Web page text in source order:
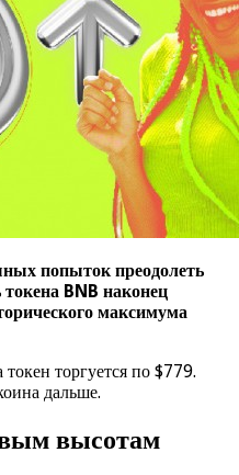
попыток преодолеть
токена BNB наконец
максимума
торгуется по $779.
дальше.
высотам